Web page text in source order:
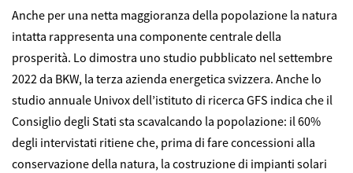
Anche per una netta maggioranza della popolazione la natura
intatta rappresenta una componente centrale della
prosperità. Lo dimostra uno studio pubblicato nel settembre
2022 da BKW, la terza azienda energetica svizzera. Anche lo
studio annuale Univox dell’istituto di ricerca GFS indica che il
Consiglio degli Stati sta scavalcando la popolazione: il 60%
degli intervistati ritiene che, prima di fare concessioni alla
conservazione della natura, la costruzione di impianti solari